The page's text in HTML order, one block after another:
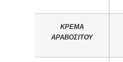
ΚΡΕΜΑ
ΑΡΑΒΟΣΙΤΟΥ